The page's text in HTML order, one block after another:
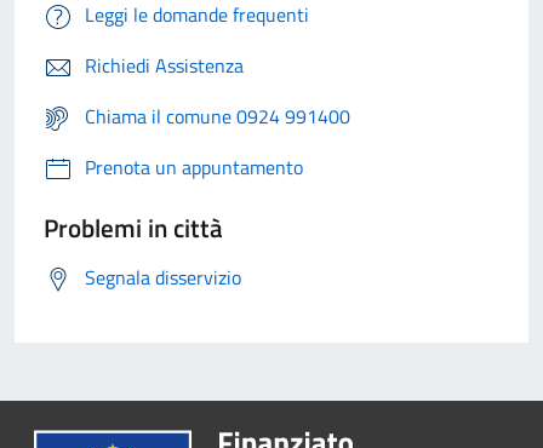
Leggi le domande frequenti
Richiedi Assistenza
Chiama il comune 0924 991400
Prenota un appuntamento
Problemi in città
Segnala disservizio